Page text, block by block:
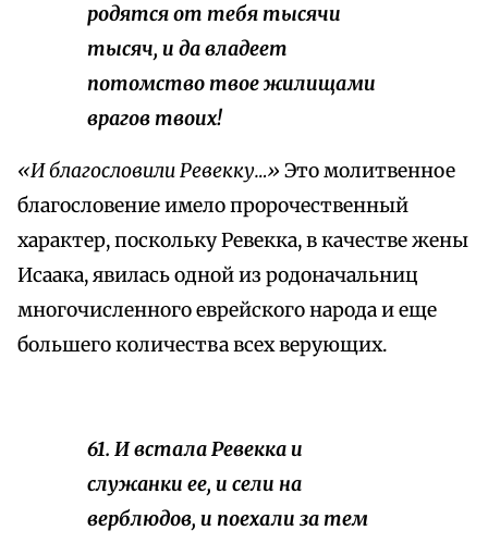
родятся от тебя тысячи
тысяч, и да владеет
потомство твое жилищами
врагов твоих!
«И благословили Ревекку…» Это молитвенное
благословение имело пророчественный
характер, поскольку Ревекка, в качестве жены
Исаака, явилась одной из родоначальниц
многочисленного еврейского народа и еще
большего количества всех верующих.
61. И встала Ревекка и
служанки ее, и сели на
верблюдов, и поехали за тем